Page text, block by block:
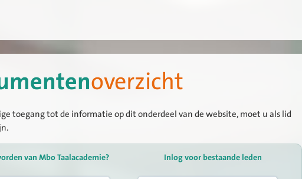
overzicht
toegang tot de informatie op dit onderdeel van de website, moet u als lid
van Mbo Taalacademie? Inlog voor bestaande leden